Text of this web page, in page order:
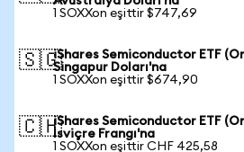
1 SOXXon eşittir $747,69
🇸🇬iShares Semiconductor ETF
Singapur Doları'na
1 SOXXon eşittir $674,90
🇨🇭iShares Semiconductor ETF
İsviçre Frangı'na
1 SOXXon eşittir CHF 425,58